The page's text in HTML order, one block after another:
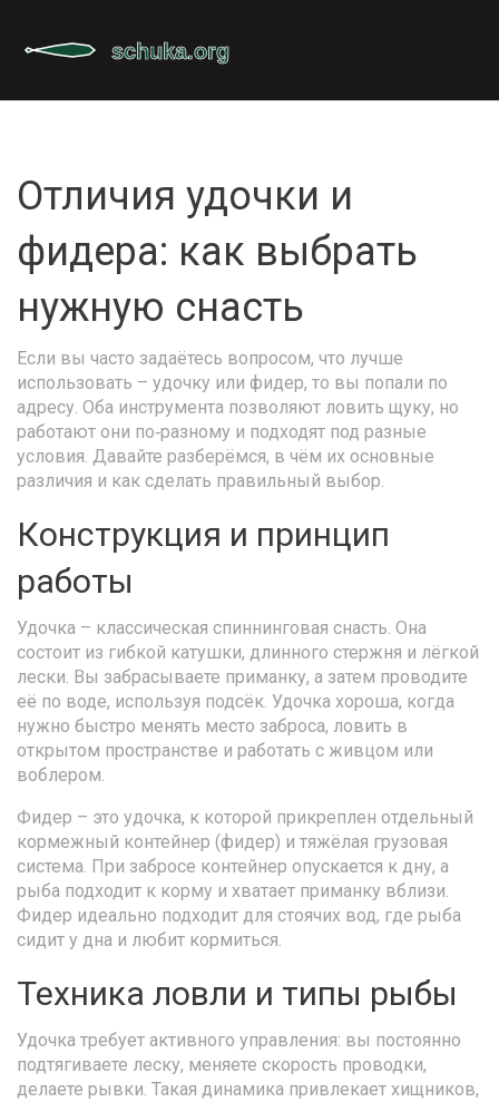
Отличия удочки и
фидера: как выбрать
нужную снасть
Если вы часто задаётесь вопросом, что лучше
использовать – удочку или фидер, то вы попали по
адресу. Оба инструмента позволяют ловить щуку, но
работают они по‑разному и подходят под разные
условия. Давайте разберёмся, в чём их основные
различия и как сделать правильный выбор.
Конструкция и принцип
работы
Удочка – классическая спиннинговая снасть. Она
состоит из гибкой катушки, длинного стержня и лёгкой
лески. Вы забрасываете приманку, а затем проводите
её по воде, используя подсёк. Удочка хороша, когда
нужно быстро менять место заброса, ловить в
открытом пространстве и работать с живцом или
воблером.
Фидер – это удочка, к которой прикреплен отдельный
кормежный контейнер (фидер) и тяжёлая грузовая
система. При забросе контейнер опускается к дну, а
рыба подходит к корму и хватает приманку вблизи.
Фидер идеально подходит для стоячих вод, где рыба
сидит у дна и любит кормиться.
Техника ловли и типы рыбы
Удочка требует активного управления: вы постоянно
подтягиваете леску, меняете скорость проводки,
делаете рывки. Такая динамика привлекает хищников,